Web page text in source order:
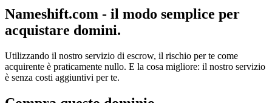
Nameshift.com - il modo semplice per
acquistare domini.
Utilizzando il nostro servizio di escrow, il rischio per te come
acquirente è praticamente nullo. E la cosa migliore: il nostro servizio
è senza costi aggiuntivi per te.